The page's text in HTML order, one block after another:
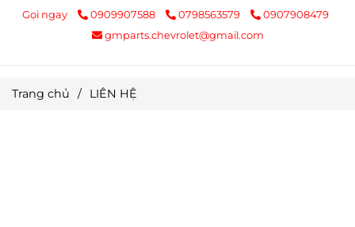
Gọi ngay 0909907588 0798563579
0907908479
gmparts.chevrolet@gmail.com
Trang chủ / LIÊN HỆ